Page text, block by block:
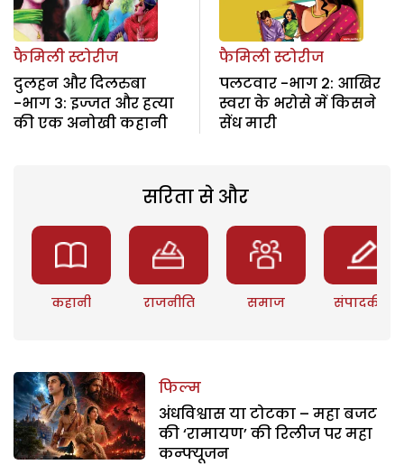
फैमिली स्टोरीज
दुलहन और दिलरुबा
-भाग 3: इज्जत और हत्या
की एक अनोखी कहानी
फैमिली स्टोरीज
पलटवार -भाग 2: आखिर
स्वरा के भरोसे में किसने
सेंध मारी
सरिता से और
कहानी राजनीति समाज संपादकीय
फिल्म
अंधविश्वास या टोटका – महा बजट
की ‘रामायण’ की रिलीज पर महा
कन्फ्यूजन